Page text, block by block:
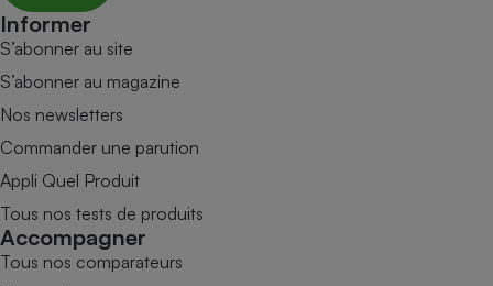
Informer
S’abonner au site
S’abonner au magazine
Nos newsletters
Commander une parution
Appli Quel Produit
Tous nos tests de produits
Accompagner
Tous nos comparateurs